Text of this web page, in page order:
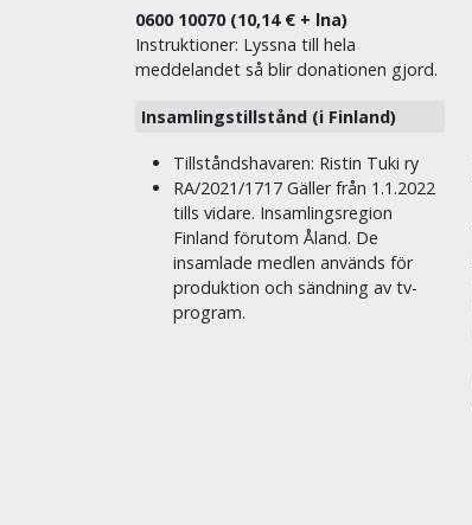
0600 10070 (10,14 € + lna)
Instruktioner: Lyssna till hela
meddelandet så blir donationen gjord.
Insamlingstillstånd (i Finland)
Tillståndshavaren: Ristin Tuki ry
RA/2021/1717 Gäller från 1.1.2022
tills vidare. Insamlingsregion
Finland förutom Åland. De
insamlade medlen används för
produktion och sändning av tv-
program.